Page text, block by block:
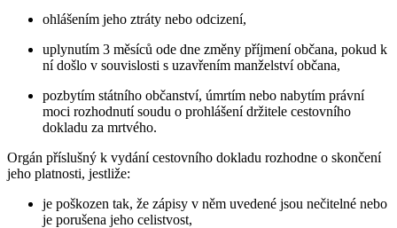
ohlášením jeho ztráty nebo odcizení,
uplynutím 3 měsíců ode dne změny příjmení občana, pokud k
ní došlo v souvislosti s uzavřením manželství občana,
pozbytím státního občanství, úmrtím nebo nabytím právní
moci rozhodnutí soudu o prohlášení držitele cestovního
dokladu za mrtvého.
Orgán příslušný k vydání cestovního dokladu rozhodne o skončení
jeho platnosti, jestliže:
je poškozen tak, že zápisy v něm uvedené jsou nečitelné nebo
je porušena jeho celistvost,